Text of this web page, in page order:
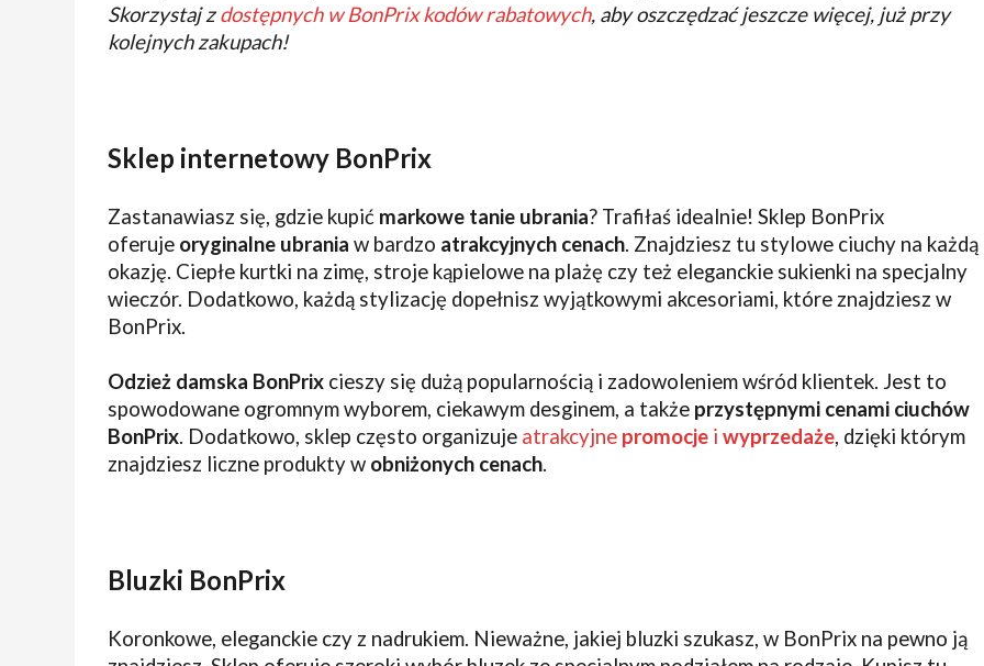
Skorzystaj z dostępnych w BonPrix kodów rabatowych, aby oszczędzać jeszcze więcej, już przy
kolejnych zakupach!
Sklep internetowy BonPrix
Zastanawiasz się, gdzie kupić markowe tanie ubrania? Trafiłaś idealnie! Sklep BonPrix
oferuje oryginalne ubrania w bardzo atrakcyjnych cenach. Znajdziesz tu stylowe ciuchy na każdą
okazję. Ciepłe kurtki na zimę, stroje kąpielowe na plażę czy też eleganckie sukienki na specjalny
wieczór. Dodatkowo, każdą stylizację dopełnisz wyjątkowymi akcesoriami, które znajdziesz w
BonPrix.
Odzież damska BonPrix cieszy się dużą popularnością i zadowoleniem wśród klientek. Jest to
spowodowane ogromnym wyborem, ciekawym desginem, a także przystępnymi cenami ciuchów
BonPrix. Dodatkowo, sklep często organizuje atrakcyjne promocje i wyprzedaże, dzięki którym
znajdziesz liczne produkty w obniżonych cenach.
Bluzki BonPrix
Koronkowe, eleganckie czy z nadrukiem. Nieważne, jakiej bluzki szukasz, w BonPrix na pewno ją